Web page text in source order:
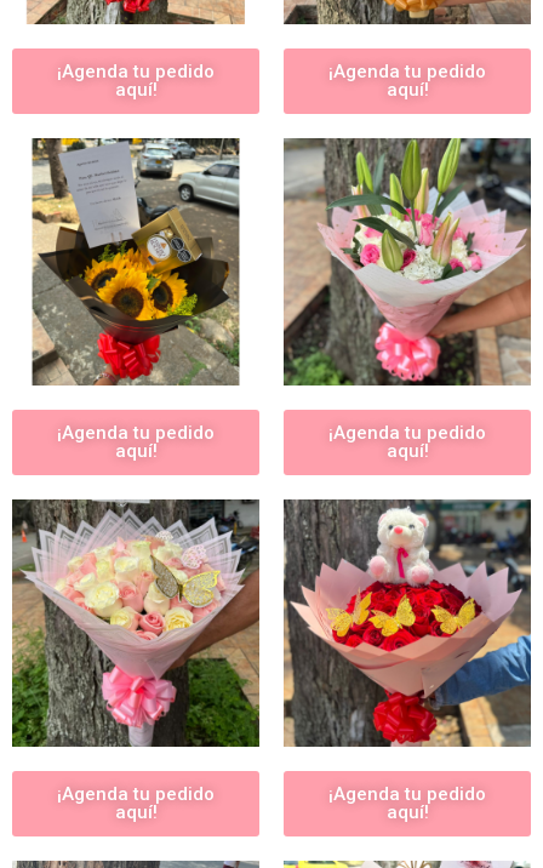
¡Agenda tu pedido
aquí!
¡Agenda tu pedido
aquí!
¡Agenda tu pedido
aquí!
¡Agenda tu pedido
aquí!
¡Agenda tu pedido
aquí!
¡Agenda tu pedido
aquí!